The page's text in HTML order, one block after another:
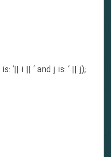
is: ‘|| i || ‘ and j is: ‘ || j);